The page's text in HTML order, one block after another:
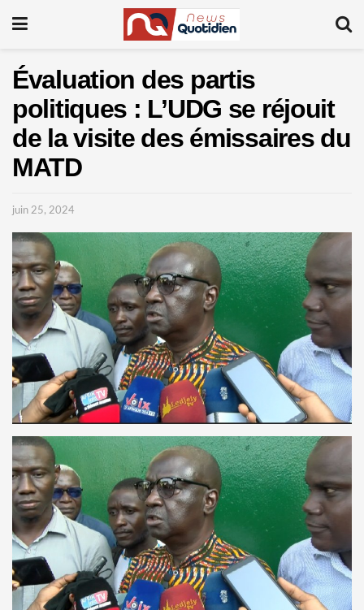
Évaluation des partis
politiques : L’UDG se réjouit
de la visite des émissaires du
MATD
juin 25, 2024